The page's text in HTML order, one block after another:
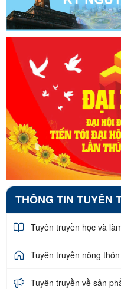
THÔNG TIN TUYÊN
Tuyên truyền học và
Tuyên truyền nông
Tuyên truyền về sản